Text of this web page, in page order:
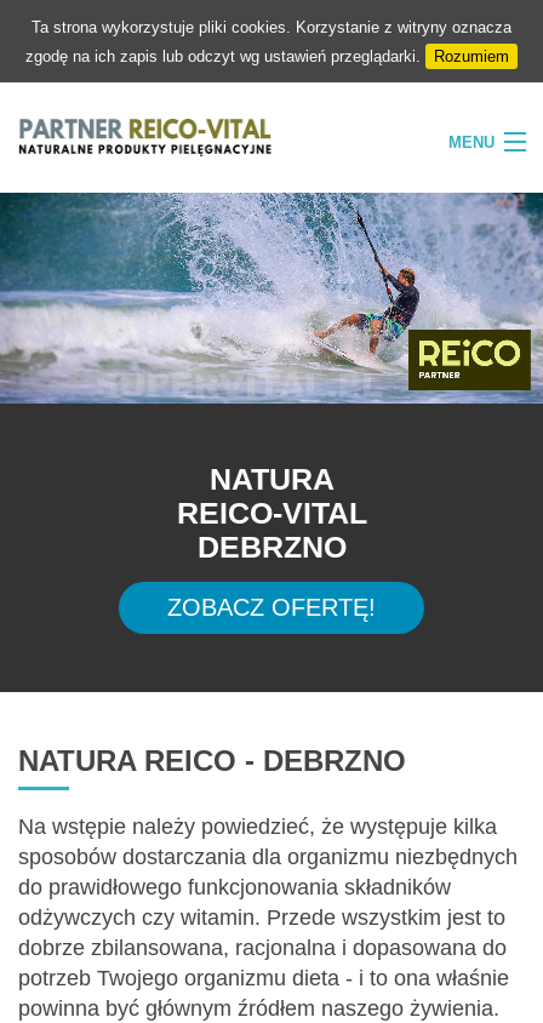
Ta strona wykorzystuje pliki cookies. Korzystanie z witryny oznacza
zgodę na ich zapis lub odczyt wg ustawień przeglądarki.
Rozumiem
MENU
HOME
FIRMA
NATURA
PIELĘGNACJA
SKLEP
NATURA
REICO-VITAL
DEBRZNO
ZOBACZ OFERTĘ!
NATURA REICO - DEBRZNO
Na wstępie należy powiedzieć, że występuje kilka
sposobów dostarczania dla organizmu niezbędnych
do prawidłowego funkcjonowania składników
odżywczych czy witamin. Przede wszystkim jest to
dobrze zbilansowana, racjonalna i dopasowana do
potrzeb Twojego organizmu dieta - i to ona właśnie
powinna być głównym źródłem naszego żywienia.